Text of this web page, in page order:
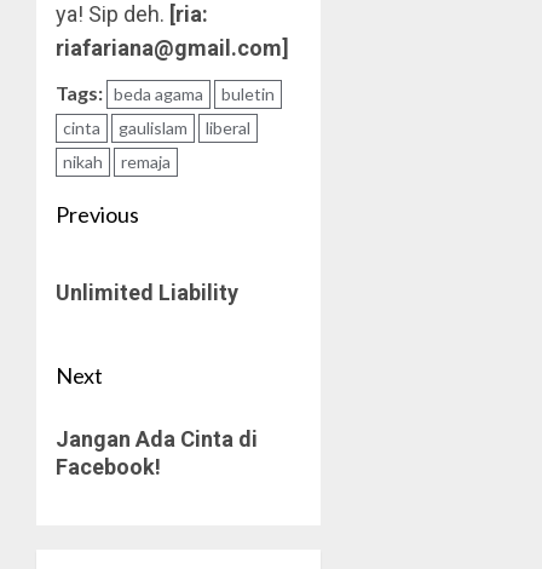
ya! Sip deh. [ria:
riafariana@gmail.com]
Tags: beda agama
buletin
cinta
gaulislam
liberal
nikah
remaja
Post
Previous
post:
Unlimited Liability
Next
post:
Jangan Ada Cinta di
Facebook!